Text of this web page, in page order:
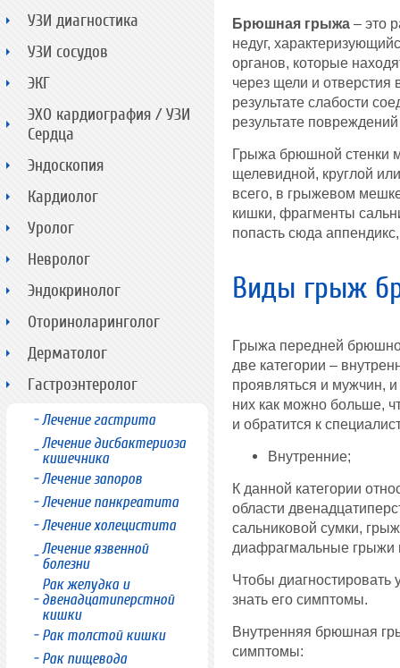
Брюшная грыжа – это
недуг,
органов, которые
через щели и
результате слабости
результате
Грыжа брюшной стенки
щелевидной, круглой
всего, в грыжевом
кишки, фрагменты
попасть сюда
Виды грыж
Грыжа передней
две категории –
проявляться и мужчин,
них как можно больше,
и обратится к
Внутренние;
К данной категории
области
сальниковой сумки,
диафрагмальные грыжи
Чтобы диагностировать
знать его симптомы.
Внутренняя брюшная
симптомы:
УЗИ диагностика
УЗИ сосудов
ЭКГ
ЭХО кардиография / УЗИ
Сердца
Эндоскопия
Кардиолог
Уролог
Невролог
Эндокринолог
Оториноларинголог
Дерматолог
Гастроэнтеролог
Лечение гастрита
Лечение дисбактериоза
кишечника
Лечение запоров
Лечение панкреатита
Лечение холецистита
Лечение язвенной
болезни
Рак желудка и
двенадцатиперстной
кишки
Рак толстой кишки
Рак пищевода